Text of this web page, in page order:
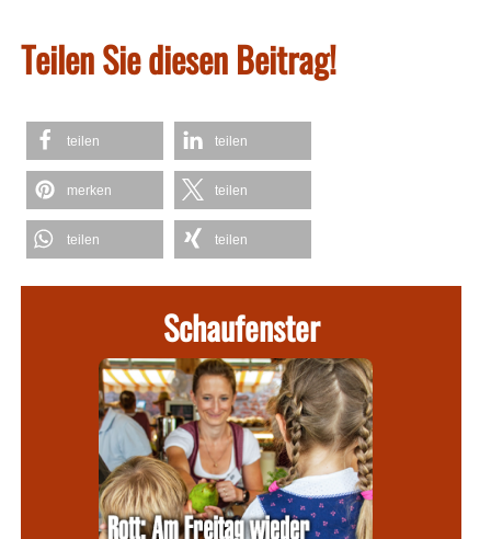
Teilen Sie diesen Beitrag!
teilen teilen
merken teilen
teilen teilen
Schaufenster